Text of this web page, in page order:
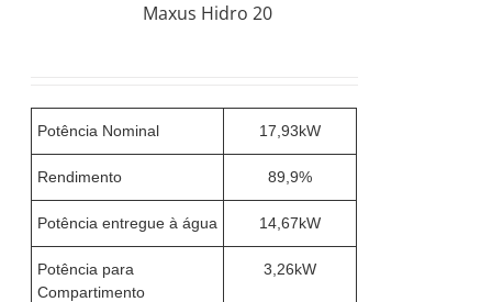
Maxus Hidro 20
Potência Nominal 17,93kW
Rendimento 89,9%
Potência entregue à água 14,67kW
Potência para
Compartimento
3,26kW